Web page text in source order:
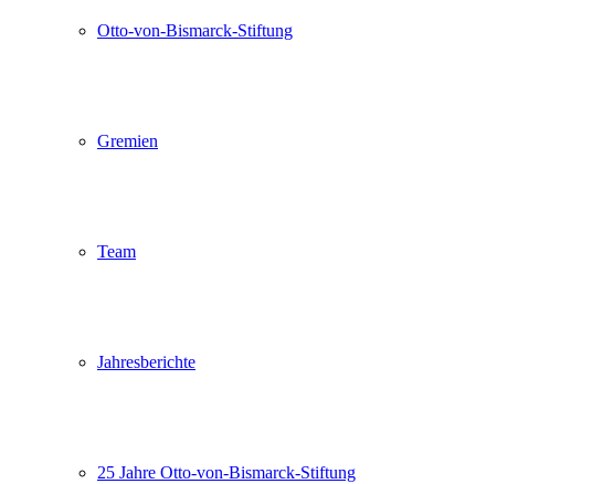
Otto-von-Bismarck-Stiftung
Gremien
Team
Jahresberichte
25 Jahre Otto-von-Bismarck-Stiftung